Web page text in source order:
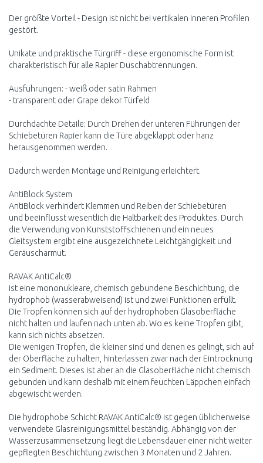
Der größte Vorteil - Design ist nicht bei vertikalen inneren Profilen
gestört.
Unikate und praktische Türgriff - diese ergonomische Form ist
charakteristisch für alle Rapier Duschabtrennungen.
Ausführungen: - weiß oder satin Rahmen
- transparent oder Grape dekor Türfeld
Durchdachte Detaile: Durch Drehen der unteren Führungen der
Schiebetüren Rapier kann die Türe abgeklappt oder hanz
herausgenommen werden.
Dadurch werden Montage und Reinigung erleichtert.
AntiBlock System
AntiBlock verhindert Klemmen und Reiben der Schiebetüren
und beeinflusst wesentlich die Haltbarkeit des Produktes. Durch
die Verwendung von Kunststoffschienen und ein neues
Gleitsystem ergibt eine ausgezeichnete Leichtgängigkeit und
Geräuscharmut.
RAVAK AntiCalc®
ist eine mononukleare, chemisch gebundene Beschichtung, die
hydrophob (wasserabweisend) ist und zwei Funktionen erfüllt.
Die Tropfen können sich auf der hydrophoben Glasoberfläche
nicht halten und laufen nach unten ab. Wo es keine Tropfen gibt,
kann sich nichts absetzen.
Die wenigen Tropfen, die kleiner sind und denen es gelingt, sich auf
der Oberfläche zu halten, hinterlassen zwar nach der Eintrocknung
ein Sediment. Dieses ist aber an die Glasoberfläche nicht chemisch
gebunden und kann deshalb mit einem feuchten Läppchen einfach
abgewischt werden.
Die hydrophobe Schicht RAVAK AntiCalc® ist gegen üblicherweise
verwendete Glasreinigungsmittel beständig. Abhängig von der
Wasserzusammensetzung liegt die Lebensdauer einer nicht weiter
gepflegten Beschichtung zwischen 3 Monaten und 2 Jahren.